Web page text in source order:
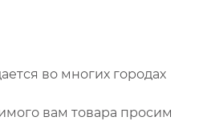
во многих городах
вам товара просим